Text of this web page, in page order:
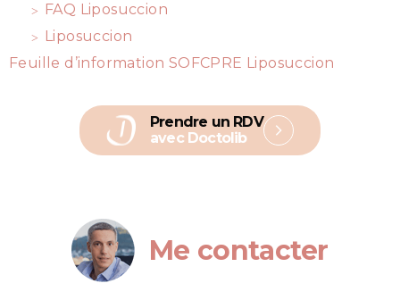
FAQ Liposuccion
Liposuccion
Feuille d’information SOFCPRE Liposuccion
Prendre un RDV
avec Doctolib
Me contacter